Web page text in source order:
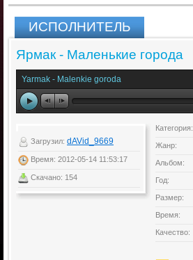
ИСПОЛНИТЕЛЬ
Ярмак - Маленькие города
Yarmak - Malenkie goroda
Загрузил: dAVid_9669
Время: 2012-05-14 11:53:17
Скачано: 154
Категория:
Жанр:
Альбом:
Год:
Размер:
Время:
Качество: